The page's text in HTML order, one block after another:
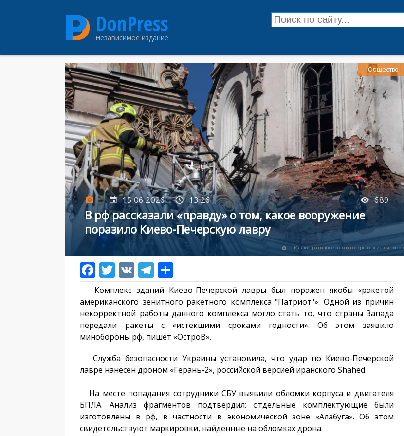
DonPress
Независимое издание
15.06.2026 13:26 689
В рф рассказали «правду» о том, какое вооружение
поразило Киево-Печерскую лавру
Иллюстративное фото из открытых источников
Общество
Комплекс зданий Киево-Печерской лавры был поражен якобы «ракетой
американского зенитного ракетного комплекса "Патриот"». Одной из причин
некорректной работы данного комплекса могло стать то, что страны Запада
передали ракеты с «истекшими сроками годности». Об этом заявило
минобороны рф, пишет «ОстроВ».
Служба безопасности Украины установила, что удар по Киево-Печерской
лавре нанесен дроном «Герань-2», российской версией иранского Shahed.
На месте попадания сотрудники СБУ выявили обломки корпуса и двигателя
БПЛА. Анализ фрагментов подтвердил: отдельные комплектующие были
изготовлены в рф, в частности в экономической зоне «Алабуга». Об этом
свидетельствуют маркировки, найденные на обломках дрона.